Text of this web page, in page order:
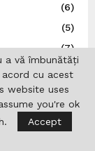
(6)
(5)
(7)
(70)
(2)
(136)
a vă îmbunătăți
cu acest
website uses
you're ok
Accept